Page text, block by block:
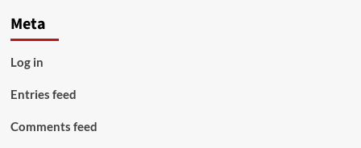
Meta
Log in
Entries feed
Comments feed